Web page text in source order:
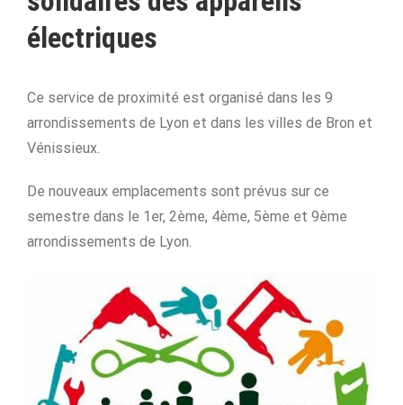
électriques
Ce service de proximité est organisé dans les 9
arrondissements de Lyon et dans les villes de Bron et
Vénissieux.
De nouveaux emplacements sont prévus sur ce
semestre dans le 1er, 2ème, 4ème, 5ème et 9ème
arrondissements de Lyon.